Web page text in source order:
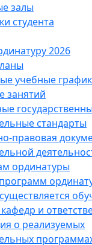
залы
студента
2026
учебные
занятий
стандарты
правовая
ординатуры
и
о реализуемых